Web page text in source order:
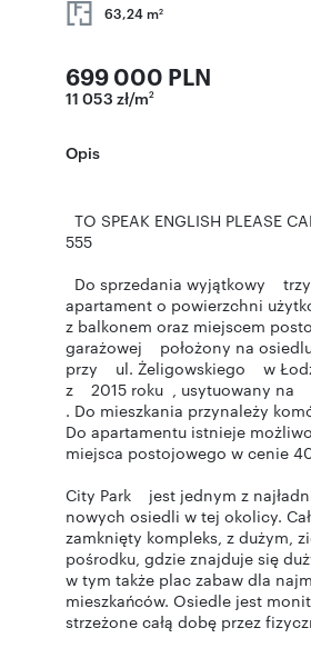
63,24 m2
699 000 PLN
11 053 zł/m2
Opis
TO SPEAK ENGLISH PLEASE
555
Do sprzedania wyjątkowy
apartament o powierzchni
z balkonem oraz miejscem
garażowej położony na
przy ul. Żeligowskiego w
z 2015 roku , usytuowany na
. Do mieszkania przynależy
Do apartamentu istnieje
miejsca postojowego w cenie
City Park jest jednym z
nowych osiedli w tej okolicy.
zamknięty kompleks, z dużym,
pośrodku, gdzie znajduje się
w tym także plac zabaw dla
mieszkańców. Osiedle jest
strzeżone całą dobę przez